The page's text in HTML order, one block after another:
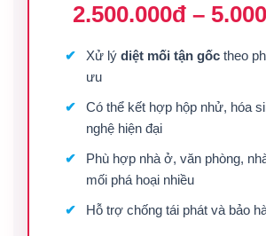
2.500.000đ –
Xử lý diệt mối tận gốctheo
ưu
Có thể kết hợp hộp nhử, hóa
nghệ hiện đại
Phù hợp nhà ở, văn phòng,
mối phá hoại nhiều
Hỗ trợ chống tái phát và bảo